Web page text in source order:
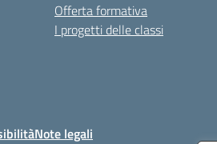
Offerta formativa
I progetti delle classi
Note legali